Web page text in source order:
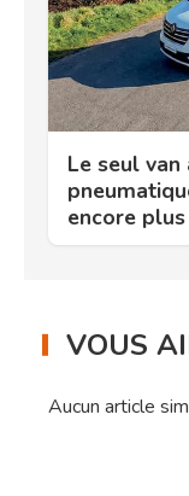
Le seul van
encore
VOUS
Aucun article